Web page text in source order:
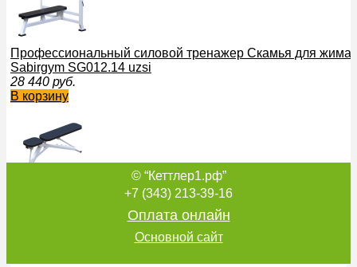
Профессиональный силовой тренажер Скамья для жима
Sabirgym SG012.14 uzsi
28 440 руб.
В корзину
Силовой тренажер Скамья регулируемая Sabirgym
© “Кеттлер1.рф”
+7 (343) 213-39-16
Оплата онлайн
Основной сайт